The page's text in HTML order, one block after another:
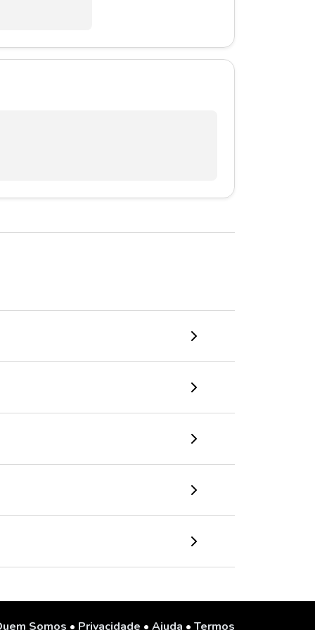
Somos • Privacidade • Ajuda • Termos